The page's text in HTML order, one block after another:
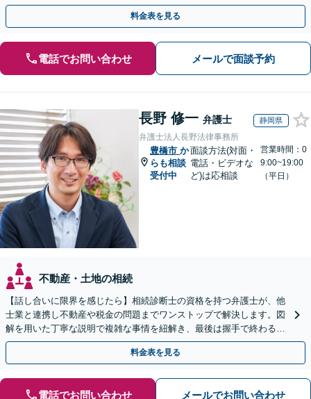
続もお任せください」【当日・夜間相談可（要相談）】
料金表を見る
電話でお問い合わせ メールで面談予約
長野 修一 弁護士 静岡県
弁護士法人長野法律事務所
豊橋市 か
らも相談
受付中
面談方法(対面・
電話・ビデオな
ど)は応相談
営業時間：0
9:00~19:00
（平日）
不動産・土地の相続
【話し合いに限界を感じたら】相続診断士の資格を持つ弁護士が、他
士業と連携し不動産や税金の問題までワンストップで解決します。図
解を用いた丁寧な説明で複雑な事情を紐解き、最後は握手で終わる円
満な解決へ導きます。【東海エリア・神奈川県対応】
料金表を見る
電話でお問い合わせ メールでお問い合わせ